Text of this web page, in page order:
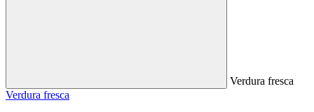
Verdura fresca
Verdura fresca